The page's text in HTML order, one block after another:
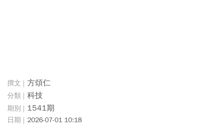
方頌仁
科技
1541期
2026-07-01 10:18